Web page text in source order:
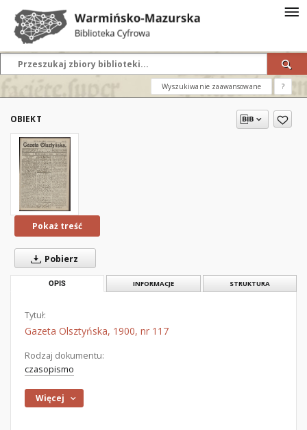
Wyszukiwanie zaawansowane ?
OBIEKT
Pokaż treść
Pobierz
OPIS INFORMACJE STRUKTURA
Tytuł:
Gazeta Olsztyńska, 1900, nr 117
Rodzaj dokumentu:
czasopismo
Więcej